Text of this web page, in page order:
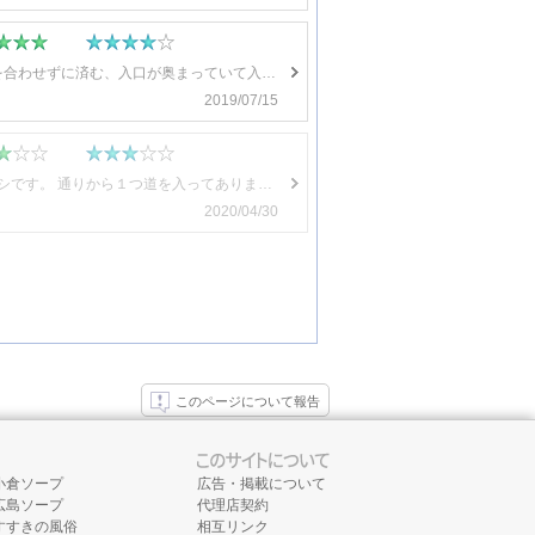
アメニティが充実している、部屋が広い、小山駅から最も近いラブホ、フロントと顔を合わせずに済む、入口が奥まっていて入りやすい
2019/07/15
周りに民家もある街中のラブホテルなので 車でも入りづらいです。 通り沿いよりはマシです。 通りから１つ道を入ってありました。 遠くからでも視認できたので 近くにくれば発見できます。 通りからの入口辺りで車待ちしているような 可愛い女の娘を発見！ そんなエロい目で見てしまうスケベオヤジ 外観が古さを感じます。 駐車場に、あまり車が停まってないので 安い部屋が空いてると思ったのに… 帰り際に歩きで入る若いカップルを見かけました。 駅が近いラブホテルなので徒歩も多いのかもしれない。 … フロントには人影なし パネルボタンを押したら エレベーターに乗るような案内パネル ３階に上り案内に従い進むと 窪みにあるドア(￣◇￣;) の上の305パネルが点灯してます。 こんな感じで無人でも案内できるのね。 ラブホ初心者には不安一杯でしたが… 無事入室 ドアを入ってすぐに洗面台 左手に浴室、手前左にトイレドア メインルームは、結構広々です。 クレジットカードも使える精算機が 壁に張り付いてます。 ウエルカムドリンク用の茶器セットありますが、どうしたらよいかわからず未使用。 フロントに聞けばよかったのかな？ テレビでの利用明細を表示すると 入室時間とかも表示されて安心 … 唯一の漫画部屋を選択しました。 小さな本棚で少しガッカリ！ でも、こんなものでしょう。 懐かしい作品のチョイスです。 懐かしいといえば 実際使ったことないけど 昔の集金用のシューターがありました。 ソファも古さバリバリです。 その割にはベッドは広くてキレイ！ プレイにも支障なく快適でした。 トイレは狭さを感じます。 浴室も十分２人でシャワーできますが 狭さを感じます。 床が滑りやすいのがチョット難点 浴槽も大型２人でもなんとか入れました。 イチャイチャするのには狭いです。 洗面台のアメニティは十分あります。 キレイに磨かれています。
2020/04/30
このページについて報告
倉ソープ
島ソープ
すきの風俗
広告・掲載について
代理店契約
相互リンク